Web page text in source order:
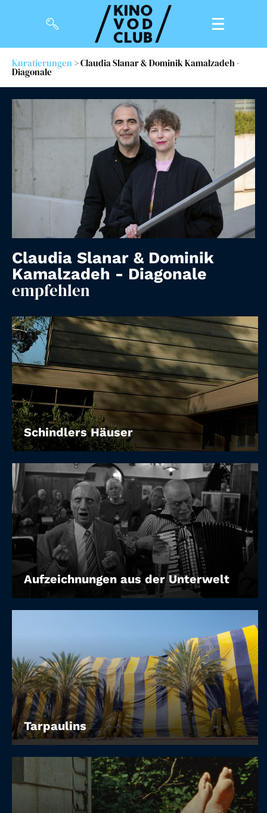
Magazin
Kuratierungen
Events
So geht’s
Filmpakete
Gutscheine
& Filmpässe
Account
Suche
Kuratierungen > Claudia Slanar & Dominik Kamalzadeh -
Diagonale
Claudia Slanar & Dominik
Kamalzadeh - Diagonale
empfehlen
Schindlers Häuser
Aufzeichnungen aus der Unterwelt
Tarpaulins